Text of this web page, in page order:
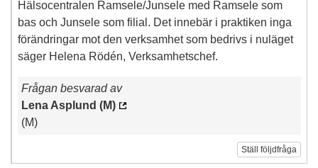
Hälsocentralen Ramsele/Junsele med Ramsele som
bas och Junsele som filial. Det innebär i praktiken inga
förändringar mot den verksamhet som bedrivs i nuläget
säger Helena Rödén, Verksamhetschef.
Frågan besvarad av
Lena Asplund (M)
(M)
Ställ följdfråga